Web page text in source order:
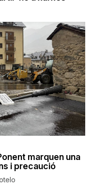
marquen una
i precaució